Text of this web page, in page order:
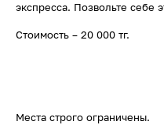
экспресса. Позвольте себе
Стоимость – 20 000 тг.
Места строго ограничены.